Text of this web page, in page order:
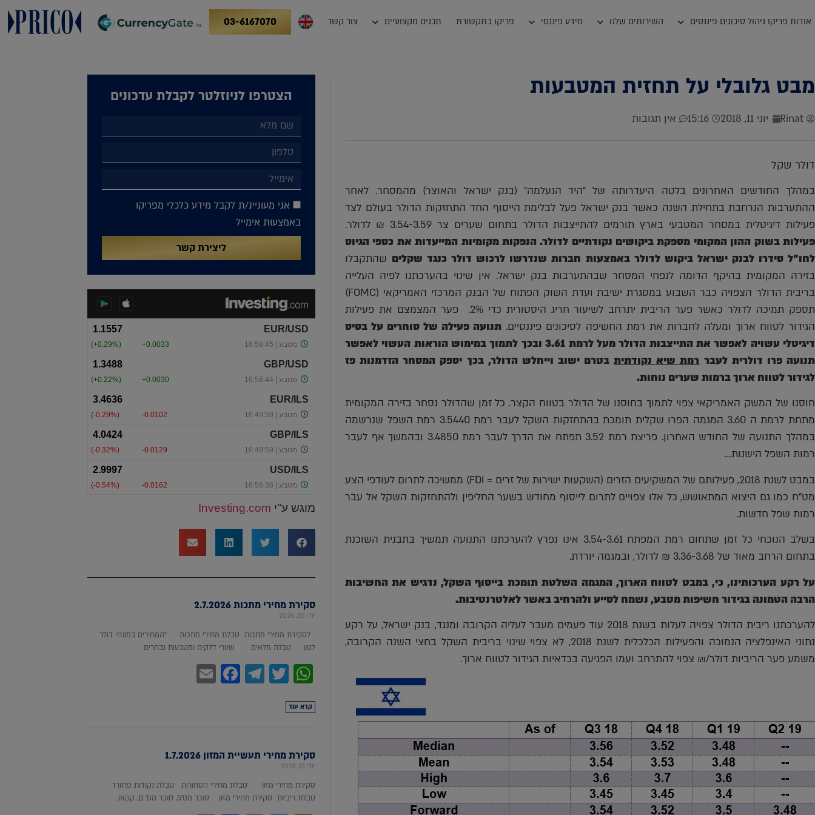
אודות פריקו ניהול סיכונים פיננסים השירותים שלנו מידע פיננסי פריקו בתקשורת תכנים מקצועיים צור קשר 03-6167070
מבט גלובלי על תחזית המטבעות
Rinat יוני 11, 2018 15:16 אין תגובות
דולר שקל
במהלך החודשים האחרונים בלטה היעדרותה של "היד הנעלמה" (בנק ישראל והאוצר) מהמסחר. לאחר
ההתערבות הנרחבת בתחילת השנה כאשר בנק ישראל פעל לבלימת הייסוף החד התחזקות הדולר בעולם לצד
פעילות דיגיטלית במסחר המטבעי בארץ תורמים להתייצבות הדולר בתחום שערים צר 3.54-3.59 ₪ לדולר.
פעילות בשוק ההון המקומי מספקת ביקושים נקודתיים לדולר. הנפקות מקומיות המייעדות את כספי הגיוס
לחו"ל סידרו לבנק ישראל ביקוש לדולר באמצעות חברות שנדרשו לרכוש דולר כנגד שקלים שהתקבלו
בזירה המקומית בהיקף הדומה לנפחי המסחר שבהתערבות בנק ישראל. אין שינוי בהערכתנו לפיה העלייה
בריבית הדולר הצפויה כבר השבוע במסגרת ישיבת ועדת השוק הפתוח של הבנק המרכזי האמריקאי (FOMC)
תספק תמיכה לדולר כאשר פער הריבית יתרחב לשיעור חריג היסטורית כדי 2%. פער המצמצם את פעילות
הגידור לטווח ארוך ומעלה לחברות את רמת החשיפה לסיכונים פיננסיים. תנועה פעילה של סוחרים על בסיס
דיגיטלי עשויה לאפשר את התייצבות הדולר מעל לרמת 3.61 ובכך לתמוך במימוש הוראות העשוי לאפשר
תנועה פרו דולרית לעבר רמת שיא נקודתיתבטרם ישוב וייחלש הדולר, בכך יספק המסחר הזדמנות פז
לגידור לטווח ארוך ברמות שערים נוחות.
חוסנו של המשק האמריקאי צפוי לתמוך בחוסנו של הדולר בטווח הקצר. כל זמן שהדולר נסחר בזירה המקומית
מתחת לרמת ה 3.60 המגמה הפרו שקלית תומכת בהתחזקות השקל לעבר רמת 3.5440 רמת השפל שנרשמה
במהלך התנועה של החודש האחרון. פריצת רמת 3.52 תפתח את הדרך לעבר רמת 3.4850 ובהמשך אף לעבר
רמות השפל הישנות…
במבט לשנת 2018, פעילותם של המשקיעים הזרים (השקעות ישירות של זרים = FDI) ממשיכה לתרום לעודפי הצע
מט"ח כמו גם היצוא המתאושש, כל אלו צפויים לתרום לייסוף מחודש בשער החליפין ולהתחזקות השקל אל עבר
רמות שפל חדשות.
בשלב הנוכחי כל זמן שתחום רמת המפתח 3.54-3.61 אינו נפרץ להערכתנו התנועה תמשיך בתבנית השוכנת
בתחום הרחב מאוד של 3.36-3.68 ₪ לדולר, ובמגמה יורדת.
על רקע הערכותינו, כי, במבט לטווח הארוך, המגמה השלטת תומכת בייסוף השקל, נדגיש את החשיבות
הרבה הטמונה בגידור חשיפות מטבע, נשמח לסייע ולהרחיב באשר לאלטרנטיבות.
להערכתנו ריבית הדולר צפויה לעלות בשנת 2018 עוד פעמים מעבר לעליה הקרובה ומנגד, בנק ישראל, על רקע
נתוני האינפלציה הנמוכה והפעילות הכלכלית לשנת 2018, לא צפוי שינוי בריבית השקל בחצי השנה הקרובה,
משמע פער הריביות דולר/₪ צפוי להתרחב ועמו הפגיעה בכדאיות הגידור לטווח ארוך.
הצטרפו לניוזלטר לקבלת עדכונים
אני מעוניינ/ת לקבל מידע כלכלי מפריקו
באמצעות אימייל
ליצירת קשר
מוגש ע"י Investing.com
סקירת מחירי מתכות 2.7.2026
יולי 20, 2026
לסקירת מחירי מתכות טבלת מחירי מתכות *המחירים במונחי דולר
לטון טבלת מלאים שערי דלקים ומטבעות נבחרים
WhatsApp
Twitter
Telegram
Facebook
Email
קרא עוד
סקירת מחירי תעשיית המזון 1.7.2026
יולי 13, 2026
סקירת מחירי מזון טבלת מחירי הסחורות טבלת נקודות פרוורד
טבלת ריביות סקירת מחירי מזון סוכר מס'5, סוכר מס' 11, קקאו,